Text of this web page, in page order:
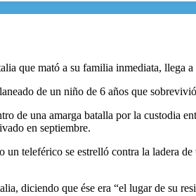
que mató a su familia inmediata, llega
de un niño de 6 años que
de una amarga batalla por la custodia
en septiembre.
teleférico se estrelló contra la ladera
diciendo que ése era “el lugar de su